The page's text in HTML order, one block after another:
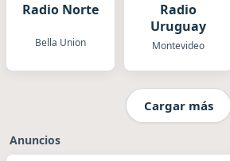
Radio Norte
Bella Union
Radio
Uruguay
Montevideo
Cargar más
Anuncios